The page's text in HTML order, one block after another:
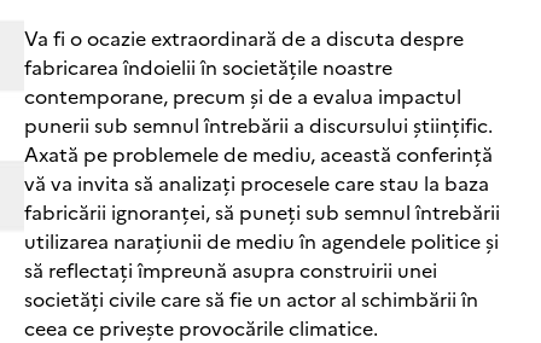
Va fi o ocazie extraordinară de a discuta despre
fabricarea îndoielii în societățile noastre
contemporane, precum și de a evalua impactul
punerii sub semnul întrebării a discursului științific.
Axată pe problemele de mediu, această conferință
vă va invita să analizați procesele care stau la baza
fabricării ignoranței, să puneți sub semnul întrebării
utilizarea narațiunii de mediu în agendele politice și
să reflectați împreună asupra construirii unei
societăți civile care să fie un actor al schimbării în
ceea ce privește provocările climatice.